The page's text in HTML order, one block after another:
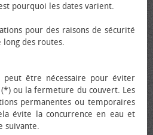
pourquoi les dates varient.
pour des raisons de sécurité
long des routes.
peut être nécessaire pour éviter
ou la fermeture du couvert. Les
permanentes ou temporaires
évite la concurrence en eau et
suivante.